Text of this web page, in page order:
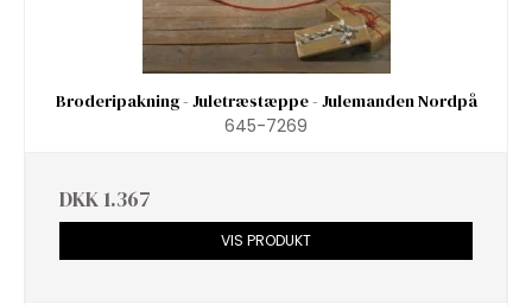
Broderipakning - Juletræstæppe - Julemanden Nordpå
645-7269
DKK 1.367
VIS PRODUKT